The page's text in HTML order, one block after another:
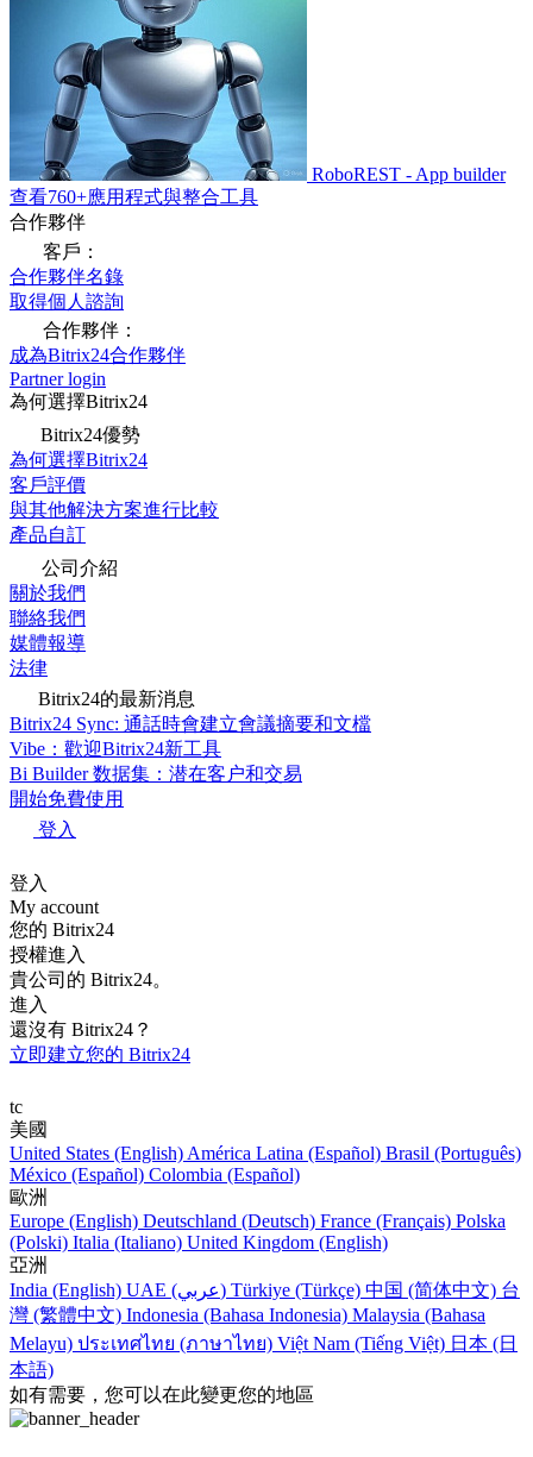
RoboREST - App builder
查看760+應用程式與整合工具
合作夥伴
客戶：
合作夥伴名錄
取得個人諮詢
合作夥伴：
成為Bitrix24合作夥伴
Partner login
為何選擇Bitrix24
Bitrix24優勢
為何選擇Bitrix24
客戶評價
與其他解決方案進行比較
產品自訂
公司介紹
關於我們
聯絡我們
媒體報導
法律
Bitrix24的最新消息
Bitrix24 Sync: 通話時會建立會議摘要和文檔
Vibe：歡迎Bitrix24新工具
Bi Builder 数据集：潜在客户和交易
開始免費使用
登入
登入
My account
您的 Bitrix24
授權進入
貴公司的 Bitrix24。
進入
還沒有 Bitrix24？
立即建立您的 Bitrix24
tc
美國
United States (English) América Latina (Español) Brasil (Português)
México (Español) Colombia (Español)
歐洲
Europe (English) Deutschland (Deutsch) France (Français) Polska
(Polski) Italia (Italiano) United Kingdom (English)
亞洲
India (English)
UAE (عربي) Türkiye (Türkçe) 中国 (简体中文) 台
灣 (繁體中文) Indonesia (Bahasa Indonesia) Malaysia (Bahasa
Melayu) ประเทศไทย (ภาษาไทย) Việt Nam (Tiếng Việt) 日本 (日
本語)
如有需要，您可以在此變更您的地區